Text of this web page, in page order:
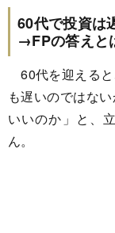
60代で投資は
→FPの答えと
60代を迎える
も遅いのではな
いいのか」と、
ん。